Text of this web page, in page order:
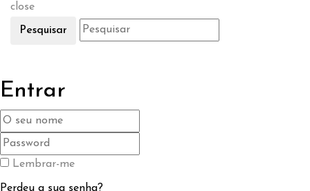
close
Pesquisar
Entrar
Lembrar-me
Perdeu a sua senha?